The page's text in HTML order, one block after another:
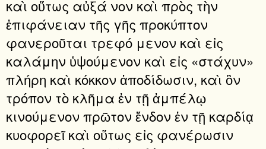
καὶ οὕτως αὐξά νον καὶ πρὸς τὴν
ἐπιφάνειαν τῆς γῆς προκύπτον
φανεροῦται τρεφό μενον καὶ εἰς
καλάμην ὑψούμενον καὶ εἰς «στάχυν»
πλήρη καὶ κόκκον ἀποδίδωσιν, καὶ ὃν
τρόπον τὸ κλῆμα ἐν τῇ ἀμπέλῳ
κινούμενον πρῶτον ἔνδον ἐν τῇ καρδίᾳ
κυοφορεῖ καὶ οὕτως εἰς φανέρωσιν